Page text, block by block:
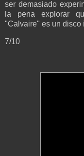
ser demasiado
la pena explorar
"Calvaire" es un disco
7/10